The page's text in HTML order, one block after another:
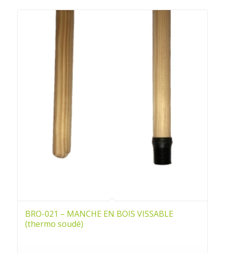
BRO-021 – MANCHE EN BOIS VISSABLE
(thermo soudé)